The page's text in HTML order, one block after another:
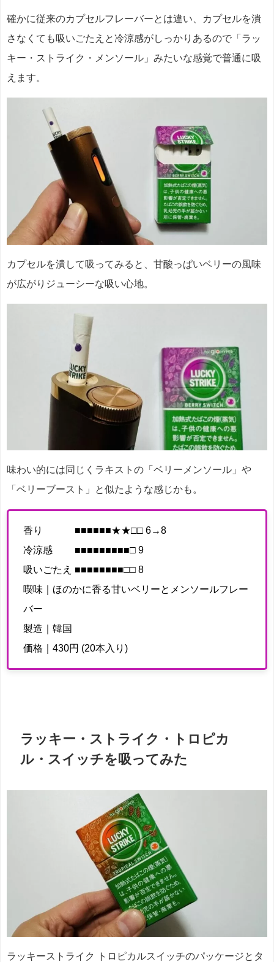
確かに従来のカプセルフレーバーとは違い、カプセルを潰
さなくても吸いごたえと冷涼感がしっかりあるので「ラッ
キー・ストライク・メンソール」みたいな感覚で普通に吸
えます。
カプセルを潰して吸ってみると、甘酸っぱいベリーの風味
が広がりジューシーな吸い心地。
味わい的には同じくラキストの「ベリーメンソール」や
「ベリーブースト」と似たような感じかも。
香り ■■■■■■★★□□ 6→8
冷涼感 ■■■■■■■■■□ 9
吸いごたえ ■■■■■■■■□□ 8
喫味｜ほのかに香る甘いベリーとメンソールフレー
バー
製造｜韓国
価格｜430円 (20本入り)
ラッキー・ストライク・トロピカ
ル・スイッチを吸ってみた
ラッキーストライク トロピカルスイッチのパッケージとタ